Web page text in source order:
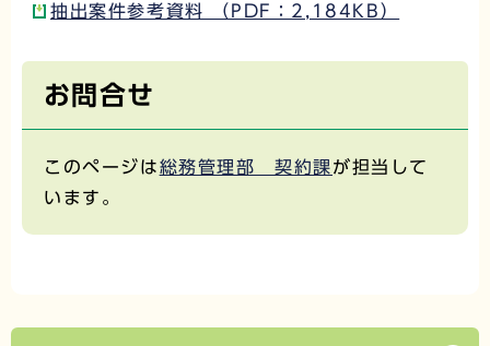
抽出案件参考資料 （PDF：2,184KB）
お問合せ
このページは総務管理部 契約課が担当して
います。